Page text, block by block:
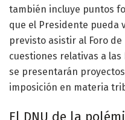
también incluye puntos
que el Presidente pueda
previsto asistir al Foro
cuestiones relativas a las
se presentarán
imposición en materia